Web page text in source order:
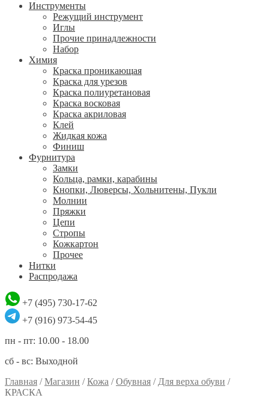
Инструменты
Режущий инструмент
Иглы
Прочие принадлежности
Набор
Химия
Краска проникающая
Краска для урезов
Краска полиуретановая
Краска восковая
Краска акриловая
Клей
Жидкая кожа
Финиш
Фурнитура
Замки
Кольца, рамки, карабины
Кнопки, Люверсы, Хольнитены, Пукли
Молнии
Пряжки
Цепи
Стропы
Кожкартон
Прочее
Нитки
Распродажа
+7 (495) 730-17-62
+7 (916) 973-54-45
пн - пт: 10.00 - 18.00
сб - вс: Выходной
Главная /Магазин /Кожа /Обувная / Для верха обуви /
КРАСКА